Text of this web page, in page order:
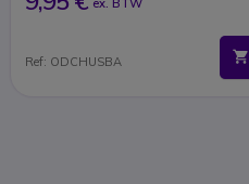
ex. BTW
Ref: ODCHUSBA